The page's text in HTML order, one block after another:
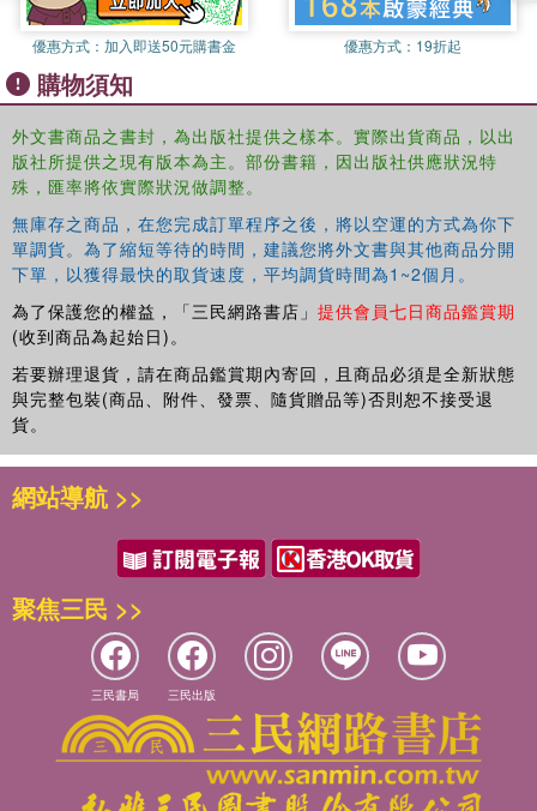
優惠方式： 加入即送50元購書金 優惠方式： 19折起
購物須知
外文書商品之書封，為出版社提供之樣本。實際出貨商品，以出
版社所提供之現有版本為主。部份書籍，因出版社供應狀況特
殊，匯率將依實際狀況做調整。
無庫存之商品，在您完成訂單程序之後，將以空運的方式為你下
單調貨。為了縮短等待的時間，建議您將外文書與其他商品分開
下單，以獲得最快的取貨速度，平均調貨時間為1~2個月。
為了保護您的權益，「三民網路書店」 提供會員七日商品鑑賞期
(收到商品為起始日)。
若要辦理退貨，請在商品鑑賞期內寄回，且商品必須是全新狀態
與完整包裝(商品、附件、發票、隨貨贈品等)否則恕不接受退
貨。
網站導航 >>
聚焦三民 >>
三民書局 三民出版